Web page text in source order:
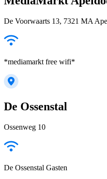
De Voorwaarts 13, 7321 MA
*mediamarkt free wifi*
De Ossenstal
Ossenweg 10
De Ossenstal Gasten